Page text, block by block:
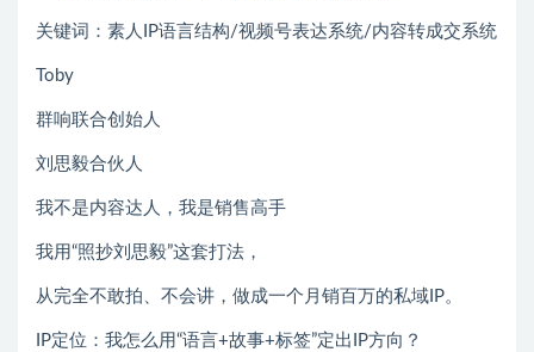
关键词：素人IP语言结构/视频号表达系统/内容转成交系统
Toby
群响联合创始人
刘思毅合伙人
我不是内容达人，我是销售高手
我用“照抄刘思毅”这套打法，
从完全不敢拍、不会讲，做成一个月销百万的私域IP。
IP定位：我怎么用“语言+故事+标签”定出IP方向？